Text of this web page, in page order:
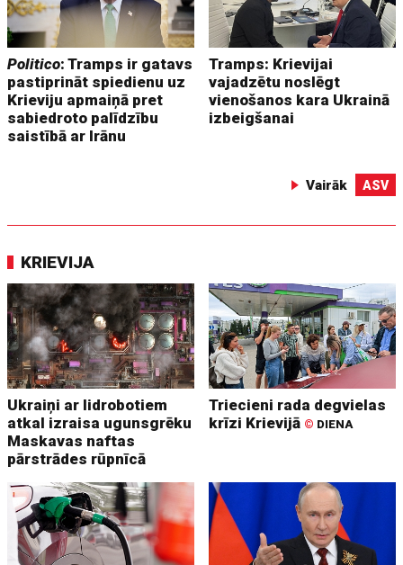
Politico: Tramps ir gatavs
pastiprināt spiedienu uz
Krieviju apmaiņā pret
sabiedroto palīdzību
saistībā ar Irānu
Tramps: Krievijai
vajadzētu noslēgt
vienošanos kara Ukrainā
izbeigšanai
Vairāk ASV
KRIEVIJA
Ukraiņi ar lidrobotiem
atkal izraisa ugunsgrēku
Maskavas naftas
pārstrādes rūpnīcā
Triecieni rada degvielas
krīzi Krievijā © DIENA